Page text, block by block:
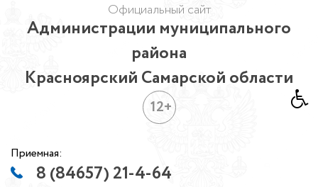
Официальный сайт
Администрации муниципального
района
Красноярский Самарской области
12+
Приемная:
8 (84657) 21-4-64